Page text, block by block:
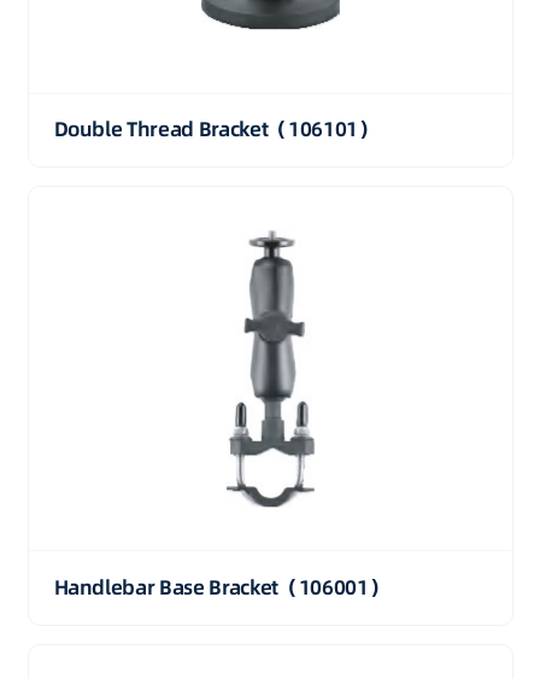
Double Thread Bracket（106101）
Handlebar Base Bracket（106001）